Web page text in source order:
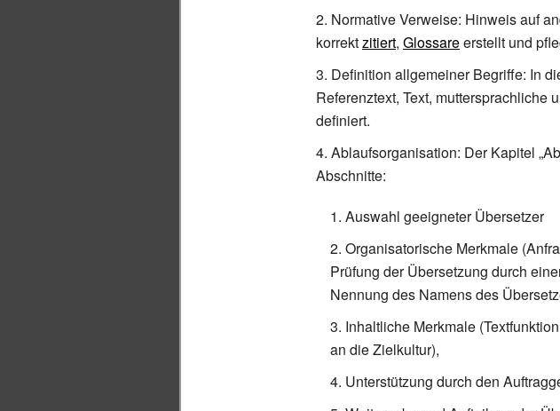
Normative Verweise: Hinweis auf
korrektzitiert, Glossareerstellt und
Definition allgemeiner Begriffe: In
Referenztext, Text, muttersprachliche
definiert.
Ablaufsorganisation: Der Kapitel
Abschnitte:
Auswahl geeigneter Übersetzer
Organisatorische Merkmale
Prüfung der Übersetzung durch
Nennung des Namens des
Inhaltliche Merkmale
an die Zielkultur),
Unterstützung durch den